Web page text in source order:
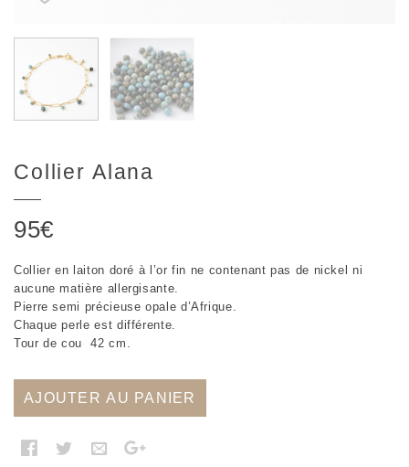
Collier Alana
95€
Collier en laiton doré à l’or fin ne contenant pas de nickel ni
aucune matière allergisante.
Pierre semi précieuse opale d’Afrique.
Chaque perle est différente.
Tour de cou 42 cm.
AJOUTER AU PANIER